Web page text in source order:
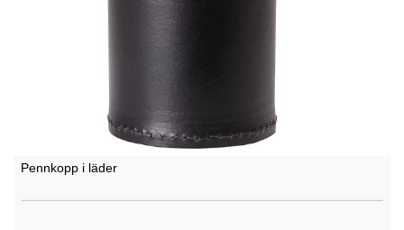
Pennkopp i läder